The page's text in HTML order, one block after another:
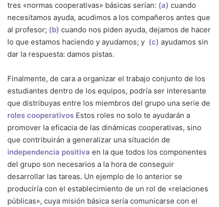
tres «normas cooperativas» básicas serían: (a) cuando
necesitamos ayuda, acudimos a los compañeros antes que
al profesor; (b) cuando nos piden ayuda, dejamos de hacer
lo que estamos haciendo y ayudamos; y (c) ayudamos sin
dar la respuesta: damos pistas.
Finalmente, de cara a organizar el trabajo conjunto de los
estudiantes dentro de los equipos, podría ser interesante
que distribuyas entre los miembros del grupo una serie de
roles cooperativos Estos roles no solo te ayudarán a
promover la eficacia de las dinámicas cooperativas, sino
que contribuirán a generalizar una situación de
independencia positiva en la que todos los componentes
del grupo son necesarios a la hora de conseguir
desarrollar las tareas. Un ejemplo de lo anterior se
produciría con el establecimiento de un rol de «relaciones
públicas», cuya misión básica sería comunicarse con el